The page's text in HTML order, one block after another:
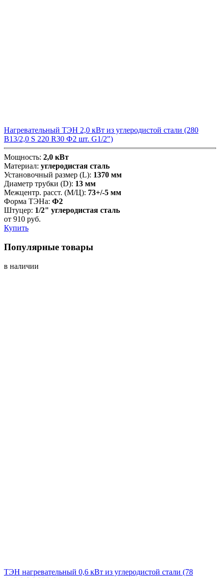
Нагревательный ТЭН 2,0 кВт из углеродистой стали (280
В13/2,0 S 220 R30 Ф2 шт. G1/2")
Мощность: 2,0 кВт
Материал: углеродистая сталь
Установочный размер (L): 1370 мм
Диаметр трубки (D): 13 мм
Межцентр. расст. (М/Ц): 73+/-5 мм
Форма ТЭНа: Ф2
Штуцер: 1/2" углеродистая сталь
от 910 руб.
Купить
Популярные товары
в наличии
ТЭН нагревательный 0,6 кВт из углеродистой стали (78